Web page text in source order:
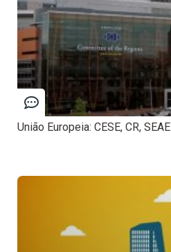
União Europeia: CESE, CR, SEAE